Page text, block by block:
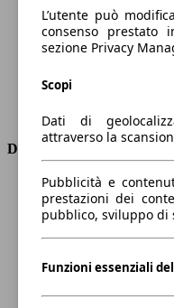
Coppia
Cilindrata
Carburante
Trasmissione
Dimensioni
Lunghezza
Altezza
Larghezza
Peso massimo
L’utente può
consenso prestato
sezione Privacy
Scopi
Dati di
attraverso la
Pubblicità e
prestazioni dei
pubblico, sviluppo di
Funzioni essenziali